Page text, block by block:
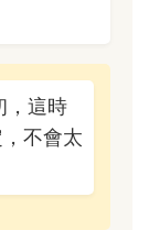
，這時
不會太